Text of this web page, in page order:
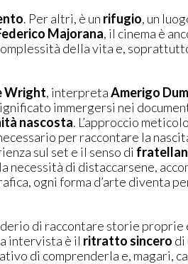
. Per altri, è un rifugio, un
Majorana, il cinema è
della vita e,
Wright, interpretaAmerigo
immergersi nei
nascosta. L’approccio
per raccontare la
sul set e il senso di
necessità di distaccarsene,
ogni forma d’arte diventa
di raccontare storie proprie
intervista è il ritratto sincero di
di comprenderla e, magari,